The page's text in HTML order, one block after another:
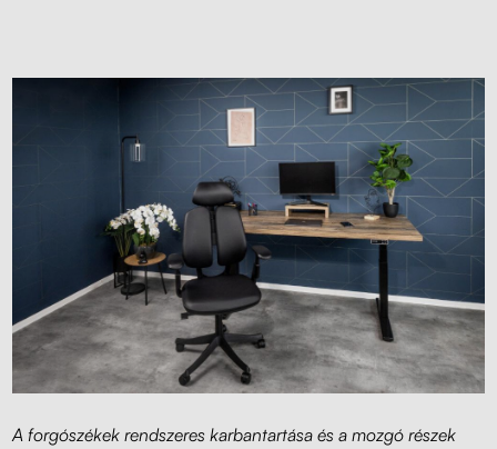
A forgószékek rendszeres karbantartása és a mozgó részek